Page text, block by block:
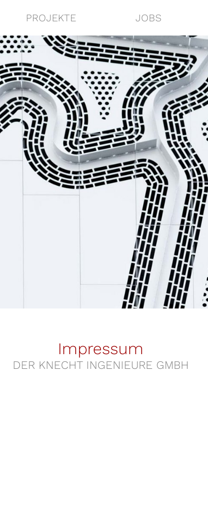
PROJEKTE JOBS
Impressum
DER KNECHT INGENIEURE GMBH